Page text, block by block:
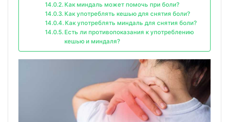
Как миндаль может помочь при боли?
Как употреблять кешью для снятия боли?
Как употреблять миндаль для снятия боли?
Есть ли противопоказания к употреблению
кешью и миндаля?